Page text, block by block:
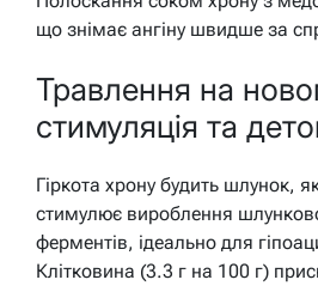
що знімає ангіну швидше за
Травлення на
стимуляція та
Гіркота хрону будить шлунок,
стимулює вироблення
ферментів, ідеально для
Клітковина (3.3 г на 100 г)